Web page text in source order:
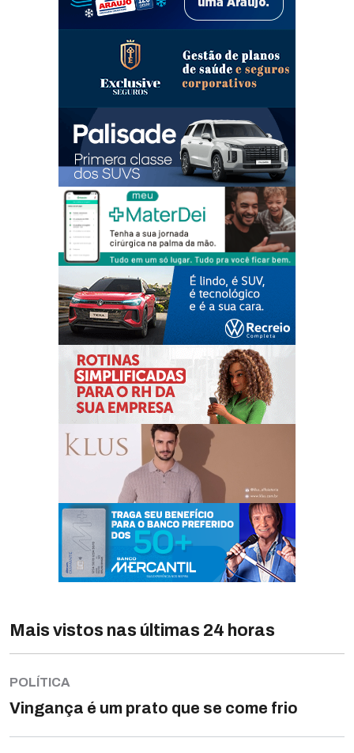
Mais vistos nas últimas 24 horas
POLÍTICA
Vingança é um prato que se come frio